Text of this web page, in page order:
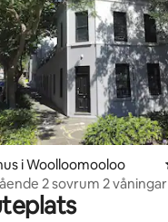
betyg, 133
i Woolloomooloo
2 sovrum 2